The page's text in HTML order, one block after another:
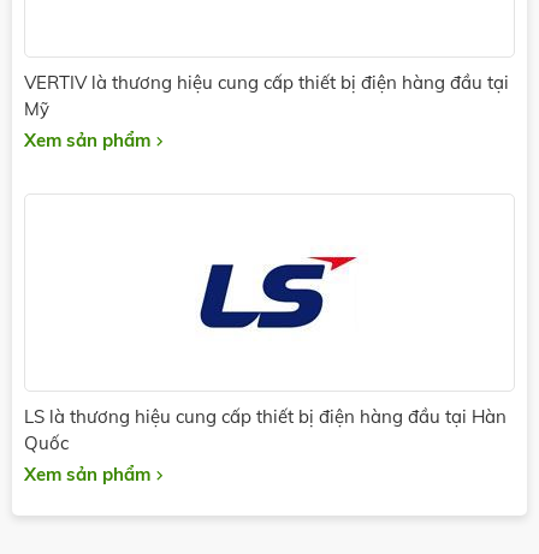
VERTIV là thương hiệu cung cấp thiết bị điện hàng đầu tại
Mỹ
Xem sản phẩm
LS là thương hiệu cung cấp thiết bị điện hàng đầu tại Hàn
Quốc
Xem sản phẩm